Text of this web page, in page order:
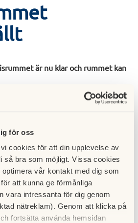
för oss
cookies för att din upplevelse av
så bra som möjligt. Vissa cookies
vår kontakt med dig som
att kunna ge förmånliga
vara intressanta för dig genom
nätreklam). Genom att klicka på
fortsätta använda hemsidan
är nu klar och rummet kan